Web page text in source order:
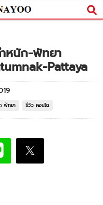
หนัก-พัทยา
Pattaya
พัทยา รีวิว คอนโด